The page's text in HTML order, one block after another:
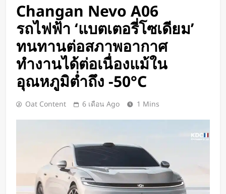
1 วัน Ago
BlaBlaCar เปิดให้บริการในไทย
แพลตฟอร์มคาร์พูลระหว่างเมือง ช่วย
หารค่าน้ำมันและค่าทางด่วน
2 วัน Ago
กำไรพุ่ง SK Hynix ทำสถิติสูงสุด
กวาดรายได้มากขึ้น 6 เท่า
2 วัน Ago
Disney+ จับมือ TikTok ดึงครีเอเตอร์
ทีมนักศึกษาจากเนเธอร์แลนด์เปิดตัว
Stella Juva รถพยาบาลพลังงานแสง
อาทิตย์คันแรกของโลก วิ่งไกลกว่า
700 กม.
2 วัน Ago
เปิดตัว CMF Clip Pro หูฟังคลิปหนีบหู
Changan Nevo A06
รถไฟฟ้า ‘แบตเตอรี่โซเดียม’
ทนทานต่อสภาพอากาศ
ทำงานได้ต่อเนื่องแม้ใน
อุณหภูมิต่ำถึง -50°C
Oat Content 6 เดือน Ago 1 Mins